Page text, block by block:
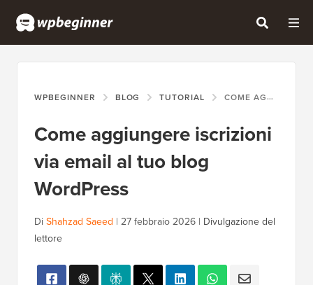
WPBEGINNER BLOG TUTORIAL COME AGGIUNGERE ISCRIZIONI VIA EMAIL AL TUO BLOG WORDPRESS
Come aggiungere iscrizioni
via email al tuo blog
WordPress
DiShahzad Saeed | 27 febbraio 2026 | Divulgazione del
lettore